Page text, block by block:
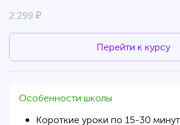
2 299 ₽
Перейти к курсу
Особенности школы
●
Короткие уроки по 15-30